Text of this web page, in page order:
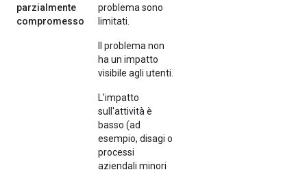
parzialmente
compromesso
problema sono
limitati.
Il problema non
ha un impatto
visibile agli utenti.
L'impatto
sull'attività è
basso (ad
esempio, disagi o
processi
aziendali minori